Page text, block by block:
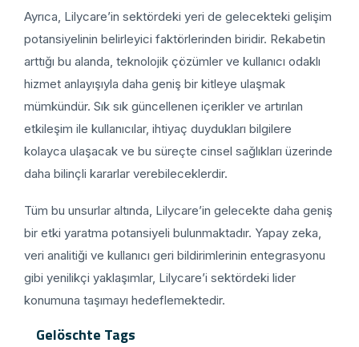
Ayrıca, Lilycare’in sektördeki yeri de gelecekteki gelişim
potansiyelinin belirleyici faktörlerinden biridir. Rekabetin
arttığı bu alanda, teknolojik çözümler ve kullanıcı odaklı
hizmet anlayışıyla daha geniş bir kitleye ulaşmak
mümkündür. Sık sık güncellenen içerikler ve artırılan
etkileşim ile kullanıcılar, ihtiyaç duydukları bilgilere
kolayca ulaşacak ve bu süreçte cinsel sağlıkları üzerinde
daha bilinçli kararlar verebileceklerdir.
Tüm bu unsurlar altında, Lilycare’in gelecekte daha geniş
bir etki yaratma potansiyeli bulunmaktadır. Yapay zeka,
veri analitiği ve kullanıcı geri bildirimlerinin entegrasyonu
gibi yenilikçi yaklaşımlar, Lilycare’i sektördeki lider
konumuna taşımayı hedeflemektedir.
Gelöschte Tags